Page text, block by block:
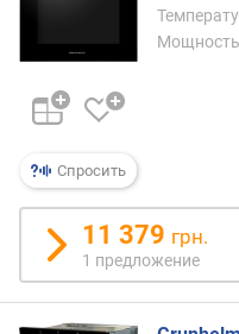
р
и
в
н
и
(
)
Спросить
11 379 грн.
1 предложение